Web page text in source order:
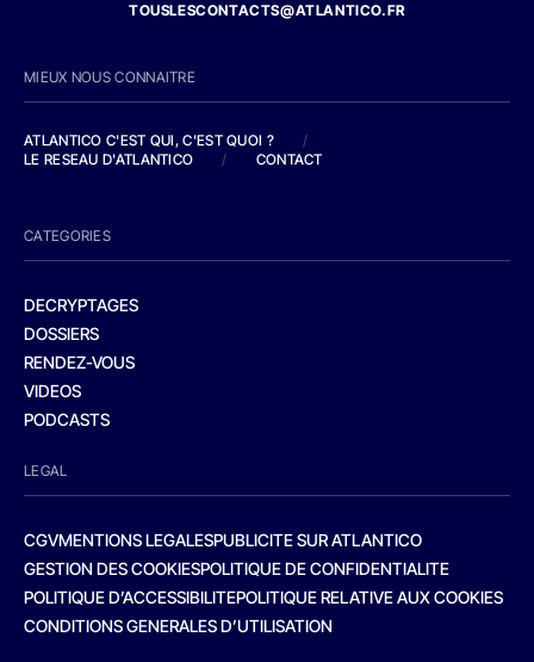
TOUSLESCONTACTS@ATLANTICO.FR
MIEUX NOUS CONNAITRE
ATLANTICO C'EST QUI, C'EST QUOI ?
/
LE RESEAU D'ATLANTICO
/ CONTACT
CATEGORIES
DECRYPTAGES
DOSSIERS
RENDEZ-VOUS
VIDEOS
PODCASTS
LEGAL
CGVMENTIONS LEGALESPUBLICITE SUR ATLANTICO
GESTION DES COOKIESPOLITIQUE DE CONFIDENTIALITE
POLITIQUE D’ACCESSIBILITEPOLITIQUE RELATIVE AUX COOKIES
CONDITIONS GENERALES D’UTILISATION